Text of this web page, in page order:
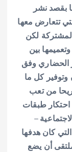
بقصد نشر
تتعارض معها
المشتركة لكن
بين
الحضاري وفق
وتوفير كل ما
من تعب
احتكار طبقات
–
كان هدفها
أن يضع